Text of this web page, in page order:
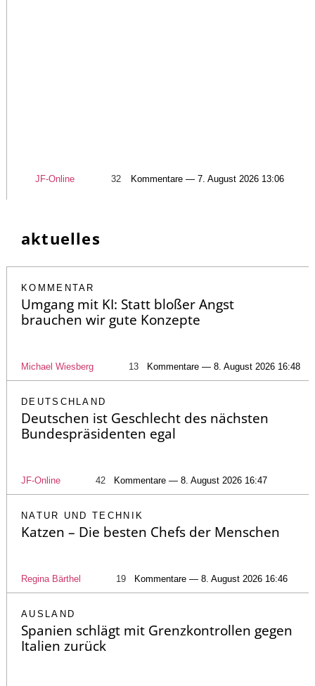
JF-Online 32 Kommentare — 7. August 2026 13:06
aktuelles
KOMMENTAR
Umgang mit KI: Statt bloßer Angst
brauchen wir gute Konzepte
Michael Wiesberg 13 Kommentare — 8. August 2026 16:48
DEUTSCHLAND
Deutschen ist Geschlecht des nächsten
Bundespräsidenten egal
JF-Online 42 Kommentare — 8. August 2026 16:47
NATUR UND TECHNIK
Katzen – Die besten Chefs der Menschen
Regina Bärthel 19 Kommentare — 8. August 2026 16:46
AUSLAND
Spanien schlägt mit Grenzkontrollen gegen
Italien zurück